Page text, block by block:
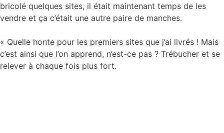
bricolé quelques sites, il était maintenant temps de les
vendre et ça c’était une autre paire de manches.
« Quelle honte pour les premiers sites que j’ai livrés ! Mais
c’est ainsi que l’on apprend, n’est-ce pas ? Trébucher et se
relever à chaque fois plus fort.